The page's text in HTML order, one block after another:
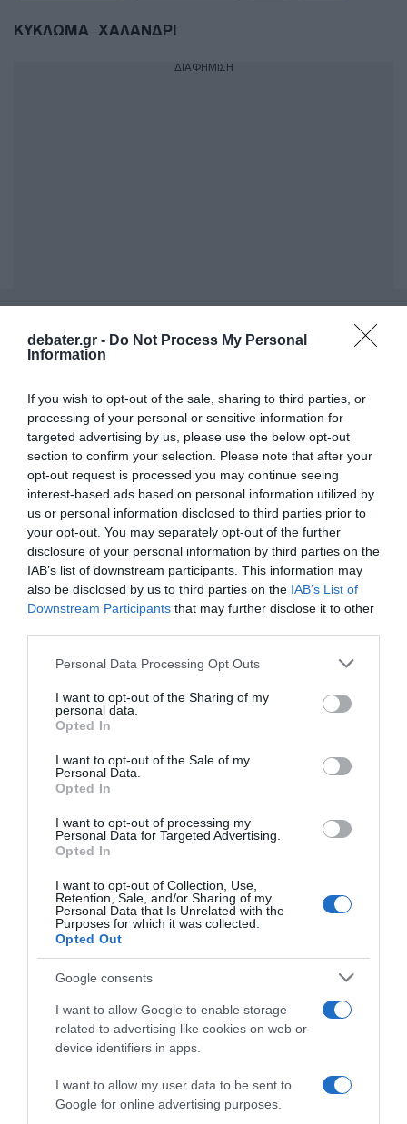
debater.gr - Do Not Process My Personal
Information
If you wish to opt-out of the sale, sharing to third parties, or
processing of your personal or sensitive information for
targeted advertising by us, please use the below opt-out
section to confirm your selection. Please note that after your
opt-out request is processed you may continue seeing
interest-based ads based on personal information utilized by
us or personal information disclosed to third parties prior to
your opt-out. You may separately opt-out of the further
disclosure of your personal information by third parties on the
IAB’s list of downstream participants. This information may
also be disclosed by us to third parties on the IAB’s List of
Downstream Participants that may further disclose it to other
Please note that this website/app uses one or more Google
not limited to your visit or usage behaviour. You may click to
grant or deny consent to Google and its third-party tags to
use your data for below specified purposes in below Google
consent section.
Personal Data Processing Opt Outs
I want to opt-out of the Sharing of my
personal data.
Opted In
I want to opt-out of the Sale of my
Personal Data.
Opted In
I want to opt-out of processing my
Personal Data for Targeted Advertising.
Opted In
I want to opt-out of Collection, Use,
Retention, Sale, and/or Sharing of my
Personal Data that Is Unrelated with the
Purposes for which it was collected.
Opted Out
Google consents
I want to allow Google to enable storage
related to advertising like cookies on web or
device identifiers in apps.
I want to allow my user data to be sent to
Google for online advertising purposes.
ΚΥΚΛΩΜΑ ΧΑΛΑΝΔΡΙ
ΔΙΑΦΗΜΙΣΗ
ΕΛΛΑΔΑ